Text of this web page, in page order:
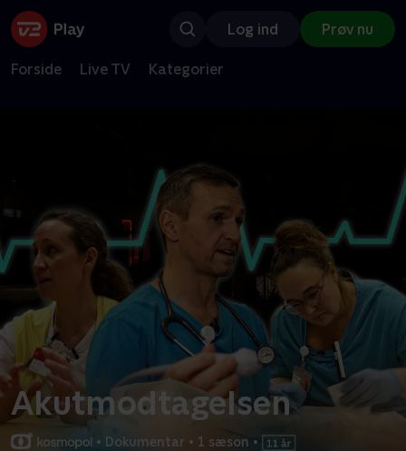
Log ind Prøv nu
Forside Live TV Kategorier
Akutmodtagelsen
• Dokumentar • 1 sæson •